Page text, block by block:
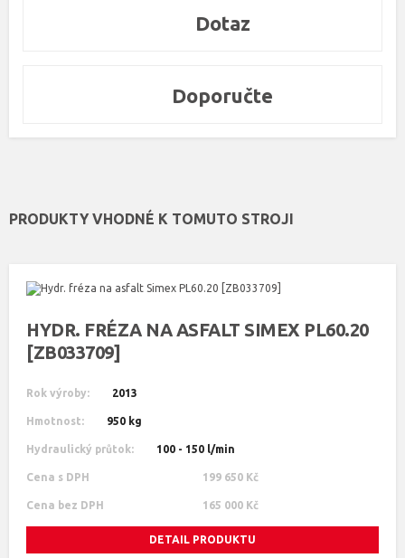
Dotaz
Doporučte
PRODUKTY VHODNÉ K TOMUTO STROJI
HYDR. FRÉZA NA ASFALT SIMEX PL60.20
[ZB033709]
Rok výroby: 2013
Hmotnost: 950 kg
Hydraulický průtok: 100 - 150 l/min
Cena s DPH 199 650 Kč
Cena bez DPH 165 000 Kč
DETAIL PRODUKTU